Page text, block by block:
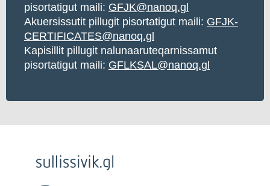
pisortatigut maili: GFJK@nanoq.gl
Akuersissutit pillugit pisortatigut maili: GFJK-
CERTIFICATES@nanoq.gl
Kapisillit pillugit nalunaaruteqarnissamut
pisortatigut maili: GFLKSAL@nanoq.gl